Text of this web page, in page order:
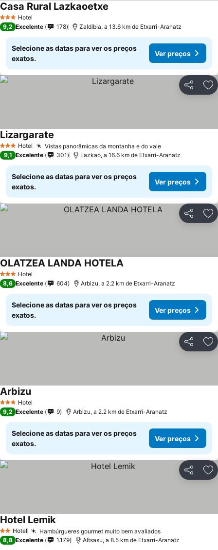
3 EstrelasHotel
Casa Rural Lazkaoetxe
9,2 Excelente 178 Zaldibia, a 13.6 km de Etxarri-Aranatz
Selecione as datas para ver os preços
exatos.
Ver preços
Partilhar
3 EstrelasHotel Vistas panorâmicas da montanha e do vale
Lizargarate
9,1 Excelente 301 Lazkao, a 16.6 km de Etxarri-Aranatz
Selecione as datas para ver os preços
exatos.
Ver preços
Partilhar
3 EstrelasHotel
OLATZEA LANDA HOTELA
8,6 Excelente 604 Arbizu, a 2.2 km de Etxarri-Aranatz
Selecione as datas para ver os preços
exatos.
Ver preços
Partilhar
3 EstrelasHotel
Arbizu
9,2 Excelente 9 Arbizu, a 2.2 km de Etxarri-Aranatz
Selecione as datas para ver os preços
exatos.
Ver preços
Partilhar
2 Estrelas
Hotel Hambúrgueres gourmet muito bem avaliados
Hotel Lemik
8,8 Excelente 1.179 Altsasu, a 8.5 km de Etxarri-Aranatz